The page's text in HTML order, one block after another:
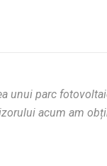
unui parc
acum am